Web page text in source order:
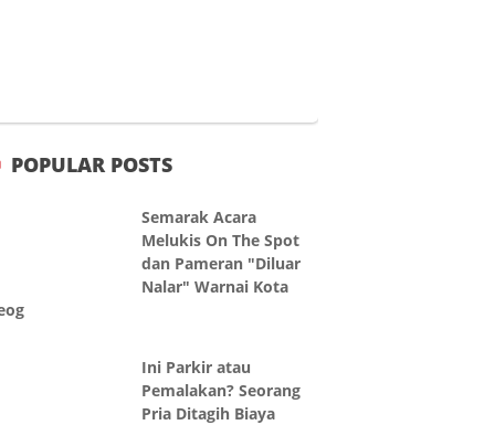
POPULAR POSTS
Semarak Acara
Melukis On The Spot
dan Pameran "Diluar
Nalar" Warnai Kota
Ini Parkir atau
Pemalakan? Seorang
Pria Ditagih Biaya